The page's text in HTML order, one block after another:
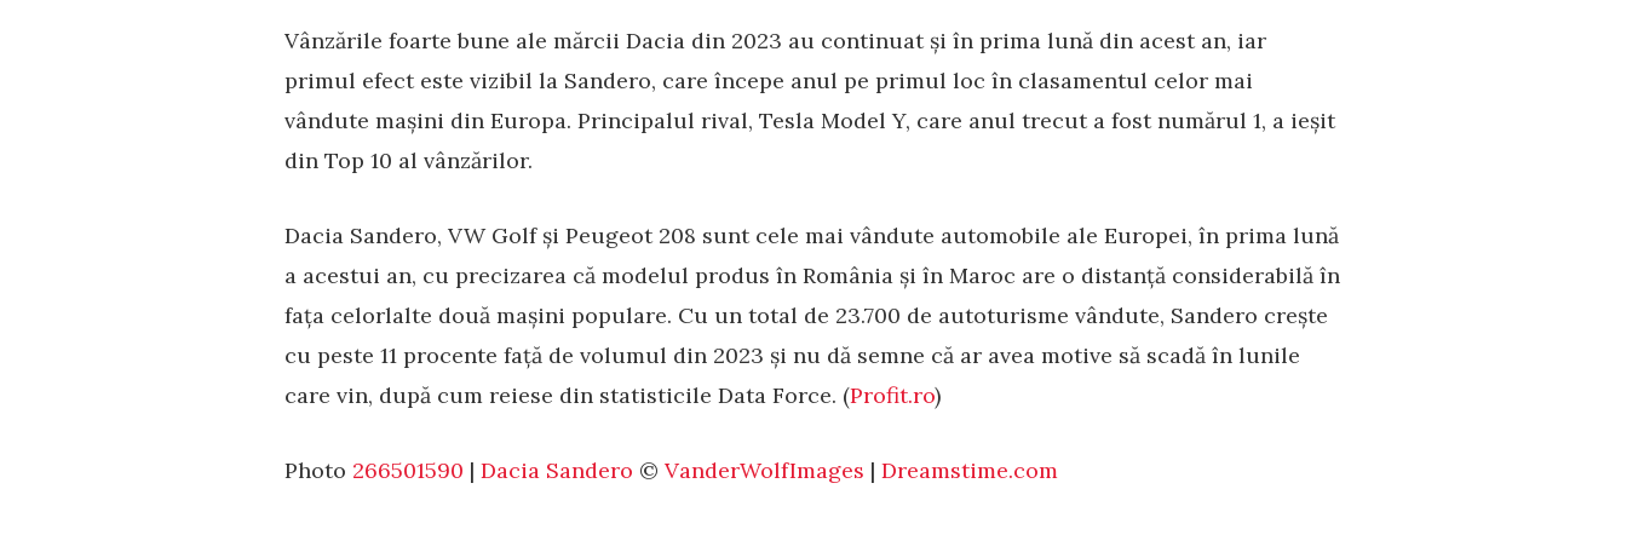
Vânzările foarte bune ale mărcii Dacia din 2023 au continuat și în prima lună din acest an, iar
primul efect este vizibil la Sandero, care începe anul pe primul loc în clasamentul celor mai
vândute mașini din Europa. Principalul rival, Tesla Model Y, care anul trecut a fost numărul 1, a ieșit
din Top 10 al vânzărilor.
Dacia Sandero, VW Golf și Peugeot 208 sunt cele mai vândute automobile ale Europei, în prima lună
a acestui an, cu precizarea că modelul produs în România și în Maroc are o distanță considerabilă în
fața celorlalte două mașini populare. Cu un total de 23.700 de autoturisme vândute, Sandero crește
cu peste 11 procente față de volumul din 2023 și nu dă semne că ar avea motive să scadă în lunile
care vin, după cum reiese din statisticile Data Force. (Profit.ro)
Photo 266501590 |Dacia Sandero ©VanderWolfImages |Dreamstime.com